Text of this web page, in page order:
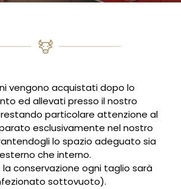
vengono acquistati dopo lo
ed allevati presso il nostro
particolare attenzione al
esclusivamente nel nostro
lo spazio adeguato sia
esterno che interno.
conservazione ogni taglio sarà
sottovuoto).